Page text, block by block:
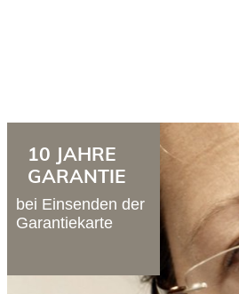
10 JAHRE
GARANTIE
bei Einsenden der
Garantiekarte